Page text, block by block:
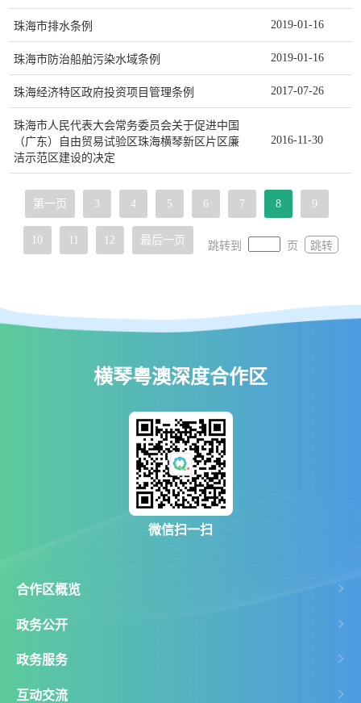
珠海市排水条例 2019-01-16
珠海市防治船舶污染水域条例 2019-01-16
珠海经济特区政府投资项目管理条例 2017-07-26
珠海市人民代表大会常务委员会关于促进中国
（广东）自由贸易试验区珠海横琴新区片区廉
洁示范区建设的决定
2016-11-30
第一页 3 4 5 6 7 8 9
10 12 最后一页 跳转到 页 跳转
横琴粤澳深度合作区
微信扫一扫
合作区概览
政务公开
政务服务
互动交流